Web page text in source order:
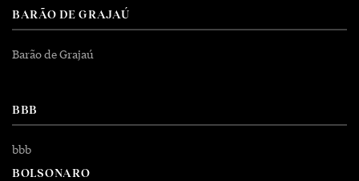
BARÃO DE GRAJAÚ
Barão de Grajaú
BBB
bbb
BOLSONARO